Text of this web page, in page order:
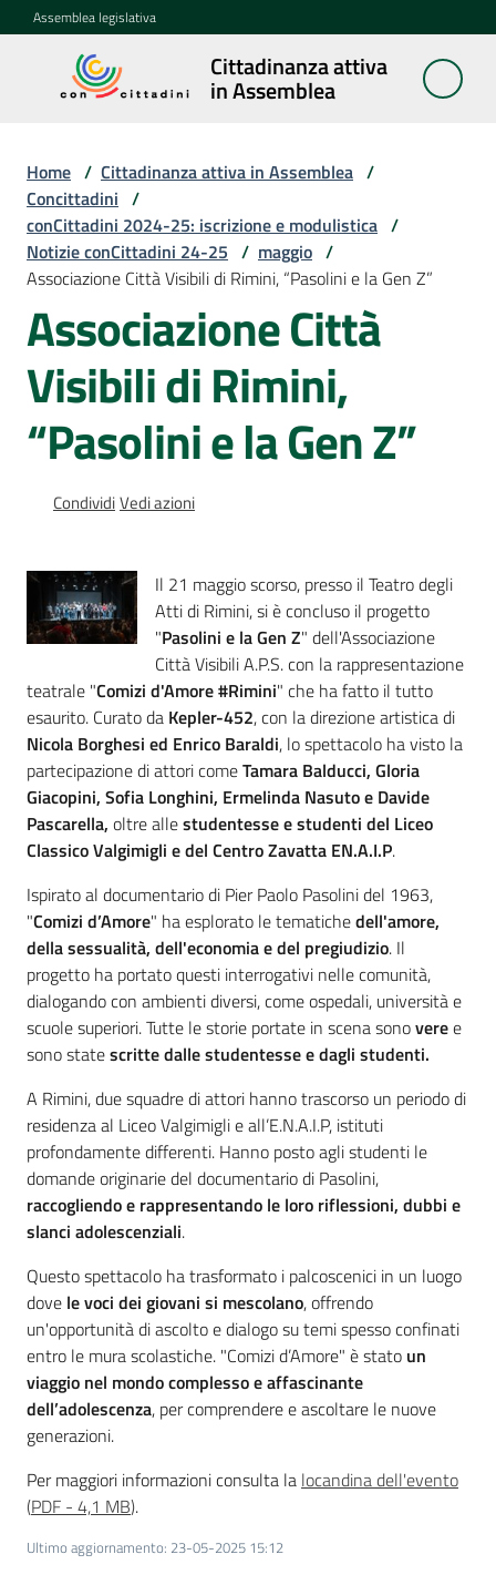
Vai al contenuto
Vai alla navigazione
Vai al footer
Assemblea legislativa
Cittadinanza attiva
in Assemblea
Cittadinanza
attiva in
Concittadini
Menu selezionato
Porte
aperte
in
Assemblea
Mostre
itineranti
Percorsi
memoria
su
Assemblea
legislativa
Assemblea
Attività
Argomenti
Per i media
Per i cittadini
Home / Cittadinanza attiva in Assemblea /
Concittadini /
conCittadini 2024-25: iscrizione e modulistica /
Notizie conCittadini 24-25 / maggio /
Associazione Città Visibili di Rimini, “Pasolini e la Gen Z”
Associazione Città
Visibili di Rimini,
“Pasolini e la Gen Z”
CondividiVedi azioni
Il 21 maggio scorso, presso il Teatro degli
Atti di Rimini, si è concluso il progetto
"Pasolini e la Gen Z" dell'Associazione
Città Visibili A.P.S. con la rappresentazione
teatrale "Comizi d'Amore #Rimini" che ha fatto il tutto
esaurito. Curato da Kepler-452, con la direzione artistica di
Nicola Borghesi ed Enrico Baraldi, lo spettacolo ha visto la
partecipazione di attori comeTamara Balducci, Gloria
Giacopini, Sofia Longhini, Ermelinda Nasuto e Davide
Pascarella, oltre allestudentesse e studenti del Liceo
Classico Valgimigli e del Centro Zavatta EN.A.I.P.
Ispirato al documentario di Pier Paolo Pasolini del 1963,
"Comizi d’Amore" ha esplorato le tematichedell'amore,
della sessualità, dell'economia e del pregiudizio. Il
progetto ha portato questi interrogativi nelle comunità,
dialogando con ambienti diversi, come ospedali, università e
scuole superiori. Tutte le storie portate in scena sonoveree
sono statescritte dalle studentesse e dagli studenti.
A Rimini, due squadre di attori hanno trascorso un periodo di
residenza al Liceo Valgimigli e all’E.N.A.I.P, istituti
profondamente differenti. Hanno posto agli studenti le
domande originarie del documentario di Pasolini,
raccogliendo e rappresentando le loro riflessioni, dubbi e
slanci adolescenziali.
Questo spettacolo ha trasformato i palcoscenici in un luogo
dove le voci dei giovani si mescolano, offrendo
un'opportunità di ascolto e dialogo su temi spesso confinati
entro le mura scolastiche. "Comizi d’Amore" è stato un
viaggio nel mondo complesso e affascinante
dell’adolescenza, per comprendere e ascoltare le nuove
generazioni.
Per maggiori informazioni consulta la locandina dell'evento
(PDF - 4,1 MB).
Ultimo aggiornamento: 23-05-2025 15:12